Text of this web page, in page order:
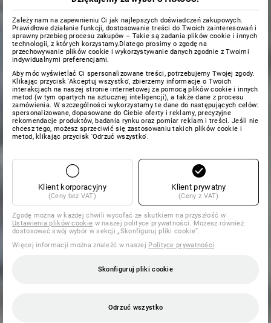
Zależy nam na zapewnieniu Ci jak najlepszych doświadczeń zakupowych.
Prawidłowe działanie funkcji, dostosowanie treści do Twoich zainteresowań i
sprawny przebieg procesu zakupów – Takie są zadania plików cookie i innych
technologii, z których korzystamy.Dlatego prosimy o zgodę na
przechowywanie plików cookie i wykorzystywanie danych zgodnie z Twoimi
indywidualnymi preferencjami.
Aby móc wyświetlać Ci spersonalizowane treści, potrzebujemy Twojej zgody.
Klikając przycisk 'Akceptuj wszystko', zbierzemy informacje o Twoich
interakcjach na naszej stronie internetowej za pomocą plików cookie i innych
metod (w tym opartych na sztucznej inteligencji), a także dane z procesu
zamówienia. W szczególności wykorzystamy te dane do następujących celów:
spersonalizowane, dopasowane do Ciebie oferty i reklamy, precyzyjne
rekomendacje produktów, badania rynku oraz pomiar reklam i treści. Jeśli nie
chcesz tego, możesz sprzeciwić się zastosowaniu takich plików cookie i
metod, klikając przycisk 'Odrzuć wszystko'.
Klient korporacyjny
(Ceny bez VAT)
Klient prywatny
(Ceny z VAT)
Zgodę można w każdej chwili wycofać ze skutkiem na przyszłość w
Ustawienia plików cookie w naszej polityce prywatności. Możesz również
dostosować swój wybór w sekcji „Skonfiguruj pliki cookie”.
Więcej informacji można znaleźć w naszej Polityce prywatności.
Skonfiguruj pliki cookie
Odrzuć wszystko